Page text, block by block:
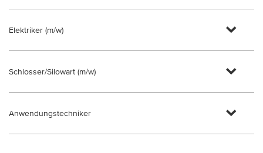
Elektriker (m/w)
Schlosser/Silowart (m/w)
Anwendungstechniker